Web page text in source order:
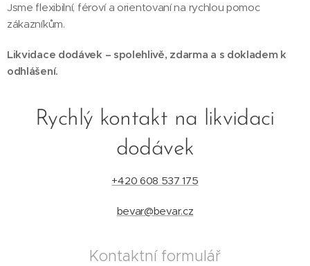
Jsme flexibilní, féroví a orientovaní na rychlou pomoc
zákazníkům.
Likvidace dodávek – spolehlivě, zdarma a s dokladem k
odhlášení.
Rychlý kontakt na likvidaci
dodávek
+420 608 537 175
bevar@bevar.cz
Kontaktní formulář